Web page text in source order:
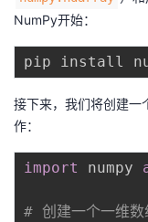
发
者
我
的
我
NumPy开始：
接下来，我们将创建一
作：
import numpy
# 创建一个一维数